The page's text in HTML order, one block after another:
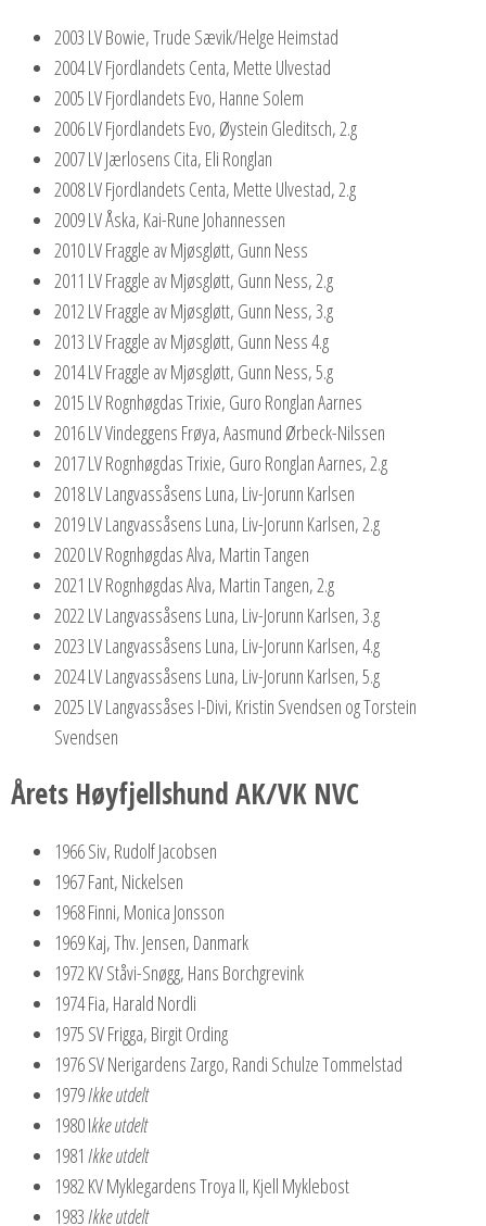
2003 LV Bowie, Trude Sævik/Helge Heimstad
2004 LV Fjordlandets Centa, Mette Ulvestad
2005 LV Fjordlandets Evo, Hanne Solem
2006 LV Fjordlandets Evo, Øystein Gleditsch, 2.g
2007 LV Jærlosens Cita, Eli Ronglan
2008 LV Fjordlandets Centa, Mette Ulvestad, 2.g
2009 LV Åska, Kai-Rune Johannessen
2010 LV Fraggle av Mjøsgløtt, Gunn Ness
2011 LV Fraggle av Mjøsgløtt, Gunn Ness, 2.g
2012 LV Fraggle av Mjøsgløtt, Gunn Ness, 3.g
2013 LV Fraggle av Mjøsgløtt, Gunn Ness 4.g
2014 LV Fraggle av Mjøsgløtt, Gunn Ness, 5.g
2015 LV Rognhøgdas Trixie, Guro Ronglan Aarnes
2016 LV Vindeggens Frøya, Aasmund Ørbeck-Nilssen
2017 LV Rognhøgdas Trixie, Guro Ronglan Aarnes, 2.g
2018 LV Langvassåsens Luna, Liv-Jorunn Karlsen
2019 LV Langvassåsens Luna, Liv-Jorunn Karlsen, 2.g
2020 LV Rognhøgdas Alva, Martin Tangen
2021 LV Rognhøgdas Alva, Martin Tangen, 2.g
2022 LV Langvassåsens Luna, Liv-Jorunn Karlsen, 3.g
2023 LV Langvassåsens Luna, Liv-Jorunn Karlsen, 4.g
2024 LV Langvassåsens Luna, Liv-Jorunn Karlsen, 5.g
2025 LV Langvassåses I-Divi, Kristin Svendsen og Torstein
Svendsen
Årets Høyfjellshund AK/VK NVC
1966 Siv, Rudolf Jacobsen
1967 Fant, Nickelsen
1968 Finni, Monica Jonsson
1969 Kaj, Thv. Jensen, Danmark
1972 KV Ståvi-Snøgg, Hans Borchgrevink
1974 Fia, Harald Nordli
1975 SV Frigga, Birgit Ording
1976 SV Nerigardens Zargo, Randi Schulze Tommelstad
1979Ikke utdelt
1980 Ikke utdelt
1981 Ikke utdelt
1982 KV Myklegardens Troya II, Kjell Myklebost
1983 Ikke utdelt